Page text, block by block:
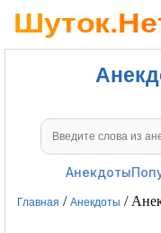
Анекдоты
Главная / Анекдоты /